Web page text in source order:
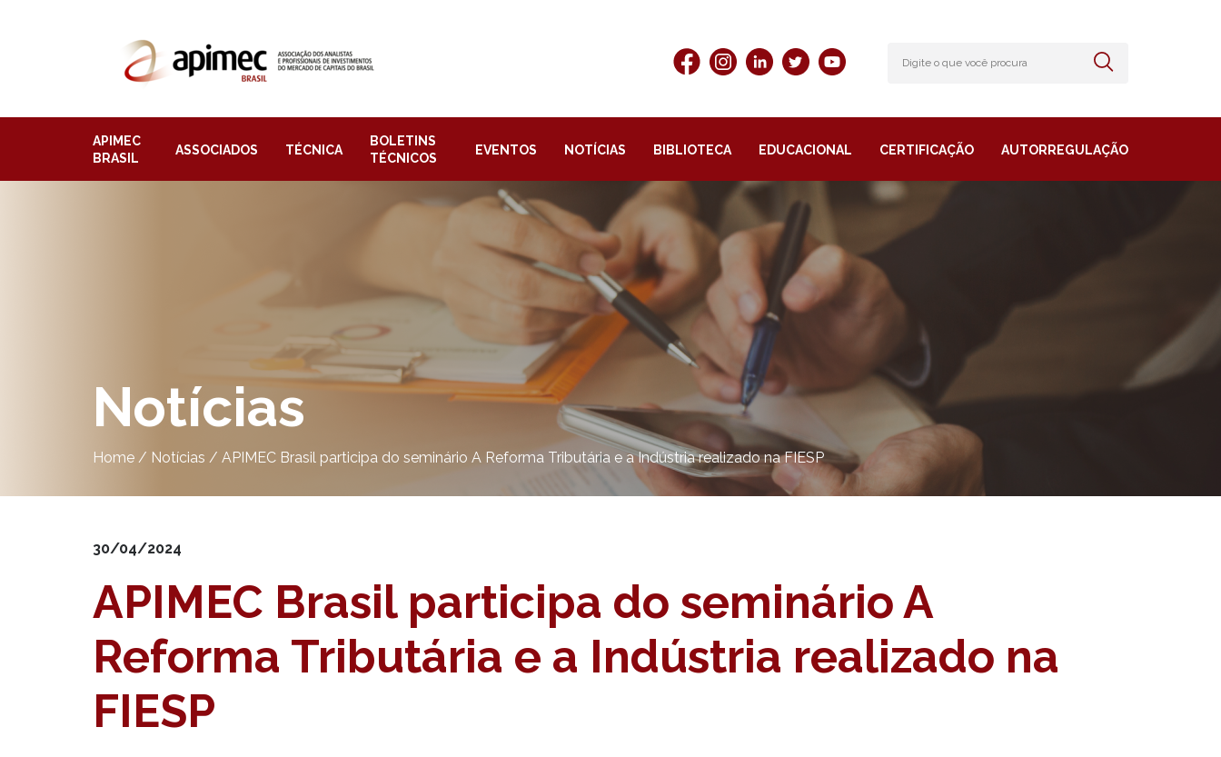
APIMEC
BRASIL
ASSOCIADOS TÉCNICA
BOLETINS
TÉCNICOS
EVENTOS NOTÍCIAS BIBLIOTECA EDUCACIONAL CERTIFICAÇÃO AUTORREGULAÇÃO
Notícias
Home / Notícias / APIMEC Brasil participa do seminário A Reforma Tributária e a Indústria realizado na FIESP
30/04/2024
APIMEC Brasil participa do seminário A
Reforma Tributária e a Indústria realizado na
FIESP